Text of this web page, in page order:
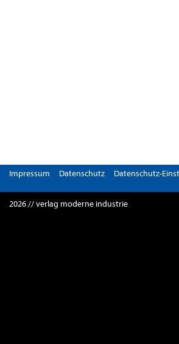
Impressum Datenschutz Datenschutz-
2026 // verlag moderne industrie